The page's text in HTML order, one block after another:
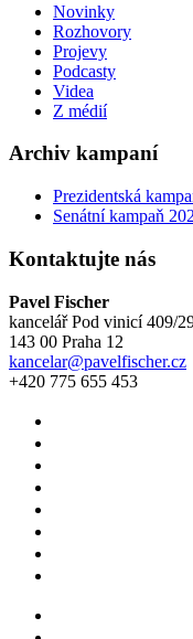
Novinky
Rozhovory
Projevy
Podcasty
Videa
Z médií
Archiv kampaní
Prezidentská
Senátní kampaň
Kontaktujte nás
Pavel Fischer
kancelář Pod vinicí 409/
143 00 Praha 12
kancelar@pavelfischer.cz
+420 775 655 453